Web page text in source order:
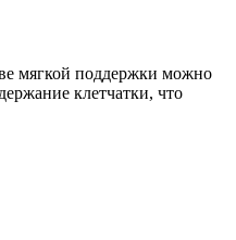
мягкой поддержки можно
клетчатки, что